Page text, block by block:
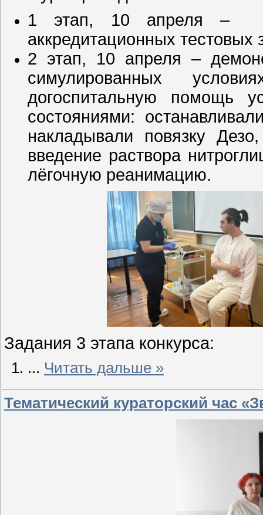
1 этап, 10 апреля –
аккредитационных тестовых
2 этап, 10 апреля –
симулированных
догоспитальную помощь
состояниями:
накладывали повязку
введение раствора
лёгочную реанимацию.
Задания 3 этапа конкурса:
... Читать дальше »
Тематический кураторский час